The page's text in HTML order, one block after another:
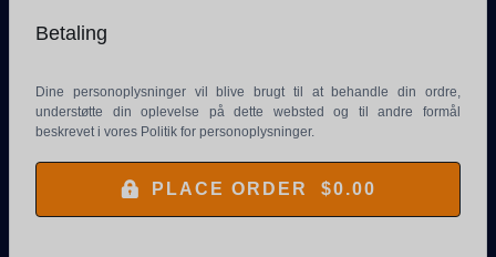
Betaling
Dine personoplysninger vil blive brugt til at behandle din ordre,
understøtte din oplevelse på dette websted og til andre formål
beskrevet i vores Politik for personoplysninger.
PLACE ORDER $0.00